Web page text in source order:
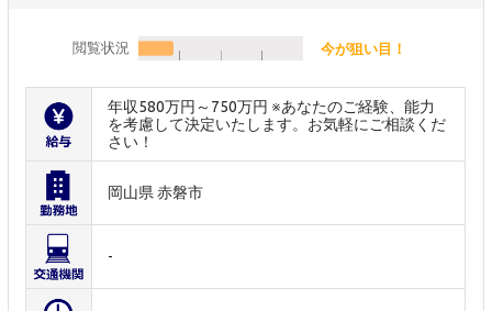
閲覧状況 今が狙い目！
年収580万円～750万円 ※あなたのご経験、能力
を考慮して決定いたします。お気軽にご相談くだ
さい！
岡山県 赤磐市
-